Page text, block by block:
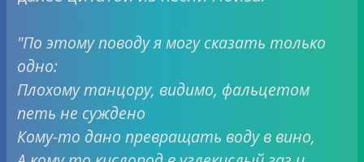
"По этому поводу я могу сказать только
одно:
Плохому танцору, видимо, фальцетом
петь не суждено
Кому-то дано превращать воду в вино,